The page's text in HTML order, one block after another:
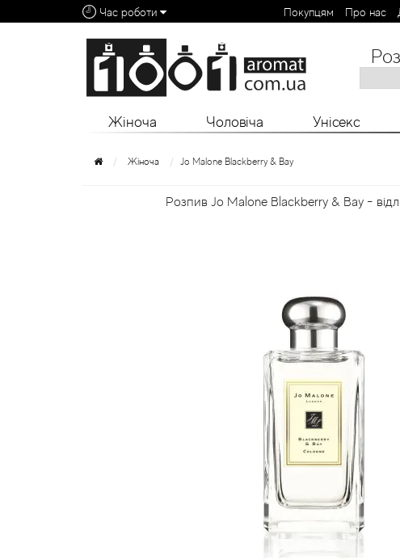
Час роботи Покупцям Про нас
Алфавітний покажчик: 0 - 9 A B C D F G H M N
Жіноча Чоловіча Унісекс
Жіноча Jo Malone Blackberry & Bay
Розпив Jo Malone Blackberry & Bay -